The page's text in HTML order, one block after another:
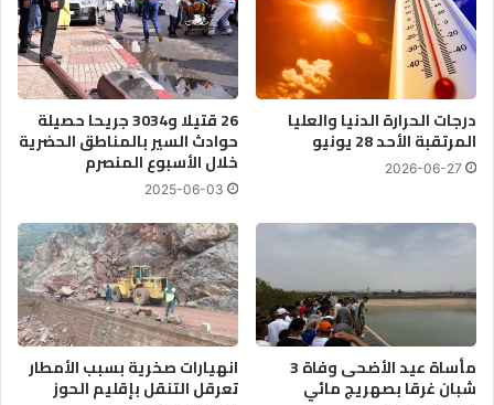
درجات الحرارة الدنيا والعليا
المرتقبة الأحد 28 يونيو
2026-06-27
26 قتيلا و3034 جريحا حصيلة
حوادث السير بالمناطق الحضرية
‏خلال الأسبوع المنصرم
2025-06-03
مأساة عيد الأضحى وفاة 3
شبان غرقا بصهريج مائي
انهيارات صخرية بسبب الأمطار
تعرقل التنقل بإقليم الحوز